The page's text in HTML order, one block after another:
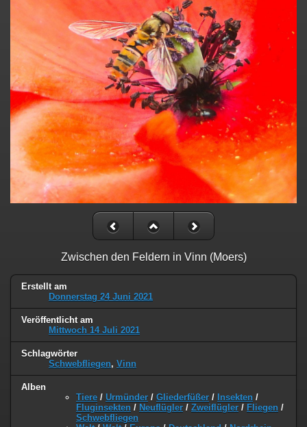
Zwischen den Feldern in Vinn (Moers)
Erstellt am
Donnerstag 24 Juni 2021
Veröffentlicht am
Mittwoch 14 Juli 2021
Schlagwörter
Schwebfliegen, Vinn
Alben
Tiere / Urmünder / Gliederfüßer / Insekten /
Fluginsekten / Neuflügler / Zweiflügler / Fliegen /
Schwebfliegen